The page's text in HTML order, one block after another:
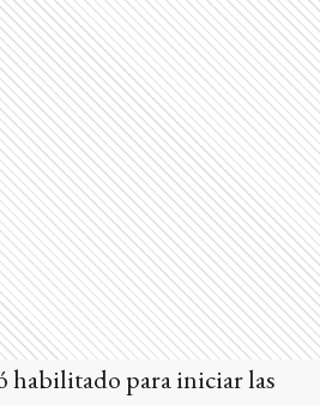
habilitado para iniciar las